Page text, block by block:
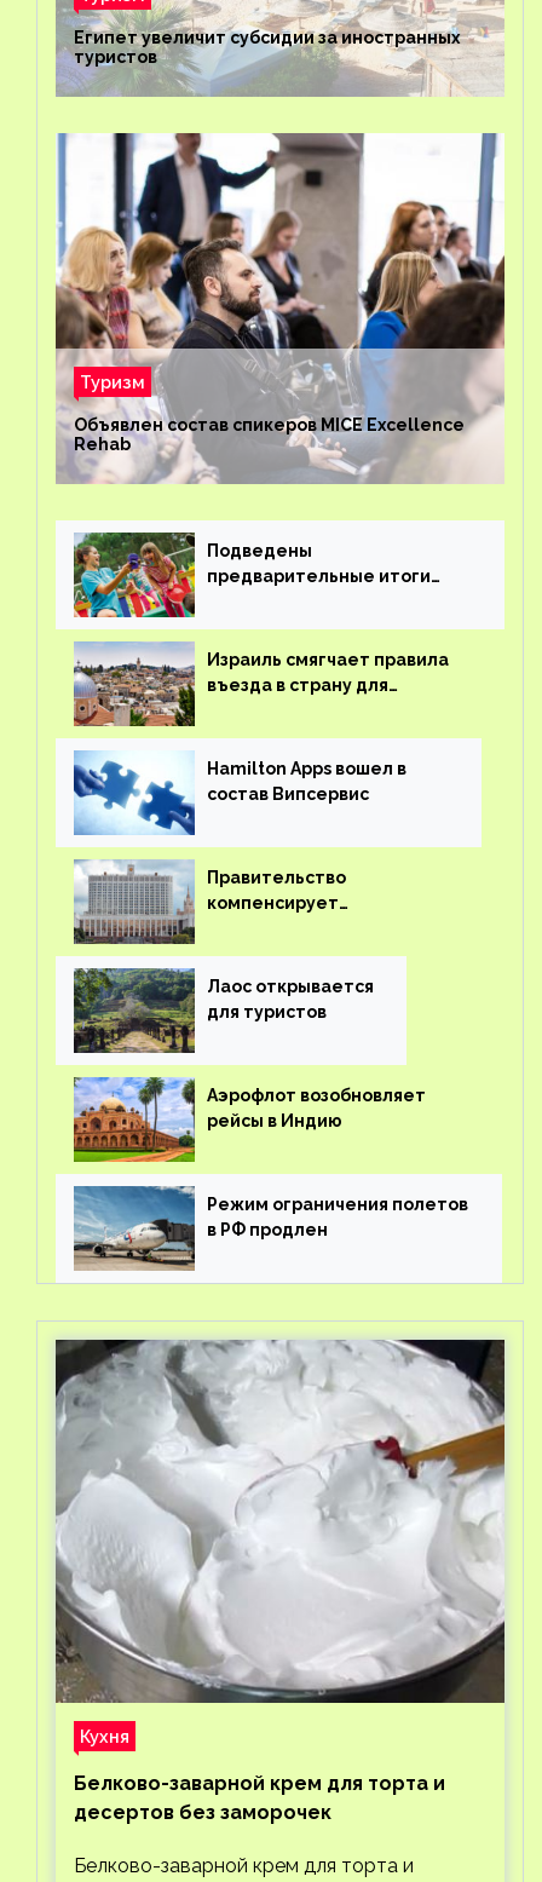
Египет увеличит субсидии за иностранных
туристов
Туризм
Объявлен состав спикеров MICE Excellence
Rehab
Подведены
предварительные итоги
Израиль смягчает правила
въезда в страну для
Hamilton Apps вошел в
состав Випсервис
Правительство
компенсирует
вывоз россиян из-за рубежа
Лаос открывается
для туристов
Аэрофлот возобновляет
рейсы в Индию
Режим ограничения полетов
в РФ продлен
Кухня
Белково-заварной крем для торта и
десертов без заморочек
Белково-заварной крем для торта и